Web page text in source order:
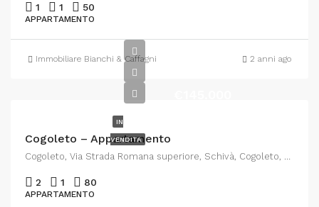
1 1 50
APPARTAMENTO
Immobiliare Bianchi & Caffagni 2 anni ago
IN
VENDITA
Cogoleto – Appartamento
Cogoleto, Via Strada Romana superiore, Schivà, Cogoleto, Genova, Liguria, 16016, Italia
2 1 80
APPARTAMENTO